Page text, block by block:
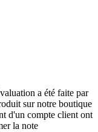
a été faite par
sur notre boutique
d'un compte client ont
la note